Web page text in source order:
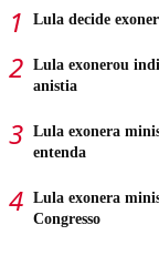
Lula decide
Lula exonerou
anistia
Lula exonera
entenda
Lula exonera
Congresso